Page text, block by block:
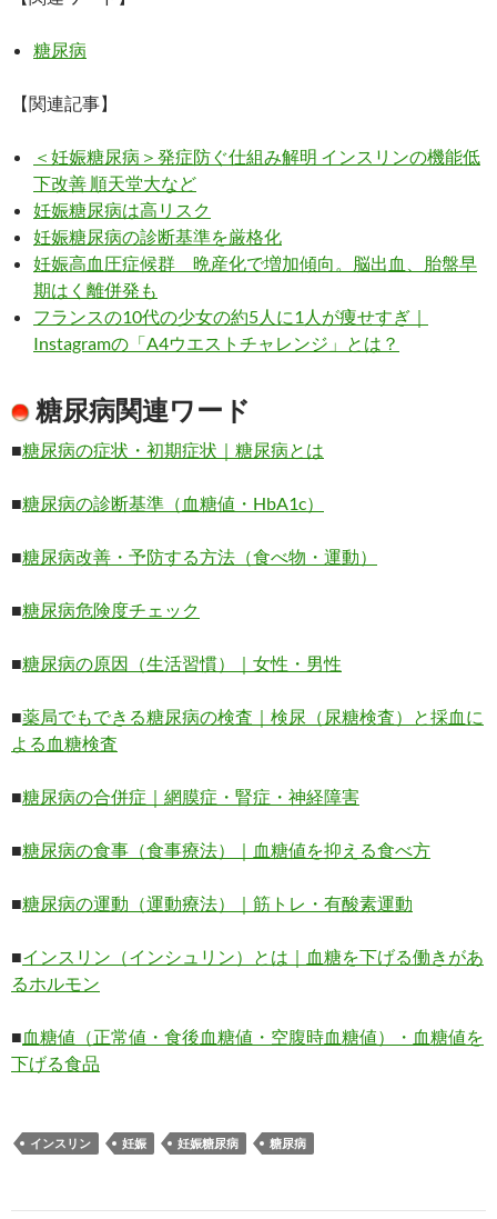
糖尿病
【関連記事】
＜妊娠糖尿病＞発症防ぐ仕組み解明 インスリンの機能低
下改善 順天堂大など
妊娠糖尿病は高リスク
妊娠糖尿病の診断基準を厳格化
妊娠高血圧症候群 晩産化で増加傾向。脳出血、胎盤早
期はく離併発も
フランスの10代の少女の約5人に1人が痩せすぎ｜
Instagramの「A4ウエストチャレンジ」とは？
糖尿病関連ワード
■糖尿病の症状・初期症状｜糖尿病とは
■糖尿病の診断基準（血糖値・HbA1c）
■糖尿病改善・予防する方法（食べ物・運動）
■糖尿病危険度チェック
■糖尿病の原因（生活習慣）｜女性・男性
■薬局でもできる糖尿病の検査｜検尿（尿糖検査）と採血に
よる血糖検査
■糖尿病の合併症｜網膜症・腎症・神経障害
■糖尿病の食事（食事療法）｜血糖値を抑える食べ方
■糖尿病の運動（運動療法）｜筋トレ・有酸素運動
■インスリン（インシュリン）とは｜血糖を下げる働きがあ
るホルモン
■血糖値（正常値・食後血糖値・空腹時血糖値）・血糖値を
下げる食品
インスリン 妊娠 妊娠糖尿病 糖尿病